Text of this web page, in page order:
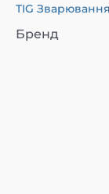
TIG Зварювання
Бренд